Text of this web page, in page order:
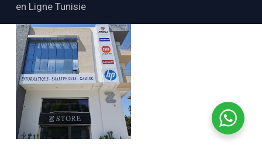
en Ligne Tunisie